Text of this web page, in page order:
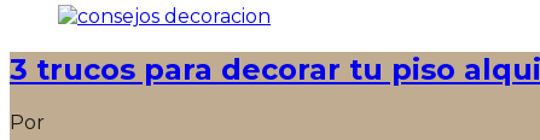
3 trucos para decorar tu piso
Por